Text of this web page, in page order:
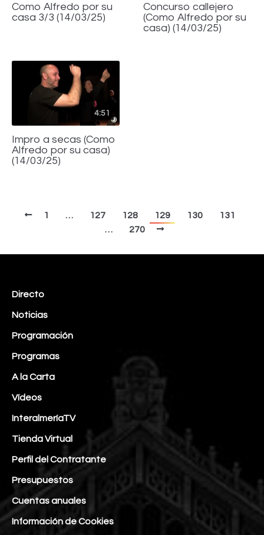
Como Alfredo por su
casa 3/3 (14/03/25)
Concurso callejero
(Como Alfredo por su
casa) (14/03/25)
4:51
Impro a secas (Como
Alfredo por su casa)
(14/03/25)
1 … 127 128 129 130
131
…
270
Directo
Noticias
Programación
Programas
A la Carta
Vídeos
InteralmeríaTV
Tienda Virtual
Perfil del Contratante
Presupuestos
Cuentas anuales
Información de Cookies